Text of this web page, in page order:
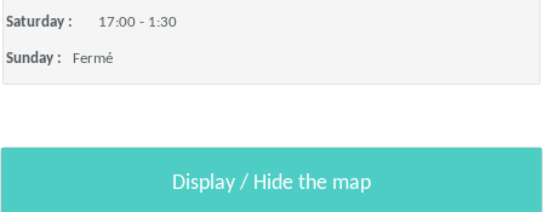
Saturday : 17:00 - 1:30
Sunday : Fermé
Display / Hide the map